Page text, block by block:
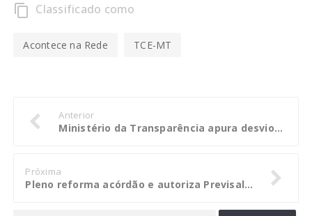
content_copy Classificado como
Acontece na Rede TCE-MT
Anterior
Ministério da Transparência apura desvios de recursos da merenda em Alagoas
Próxima
Pleno reforma acórdão e autoriza Previsal a manter contrato com o Previmuni